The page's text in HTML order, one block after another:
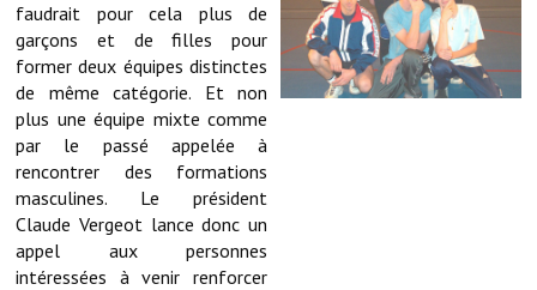
Le personnel municipal
Les moyens financiers
Note de synthèse financière
Rapport d'orientation budgétaire
Actions et projets
Projets et travaux en cours
faudrait pour cela plus de
garçons et de filles pour
former deux équipes distinctes
de même catégorie. Et non
plus une équipe mixte comme
par le passé appelée à
rencontrer des formations
masculines. Le président
Claude Vergeot lance donc un
appel aux personnes
intéressées à venir renforcer